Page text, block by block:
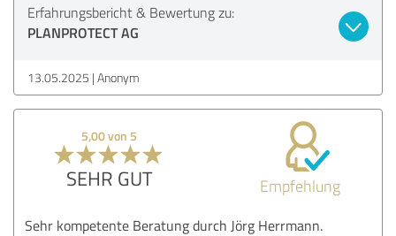
Erfahrungsbericht & Bewertung zu:
PLANPROTECT AG
13.05.2025 Anonym
5,00 von 5
SEHR GUT Empfehlung
Sehr kompetente Beratung durch Jörg Herrmann.